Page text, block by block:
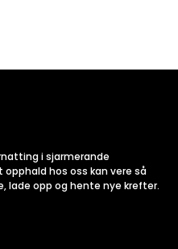
i sjarmerande
opphald hos oss kan vere så
lade opp og hente nye krefter.